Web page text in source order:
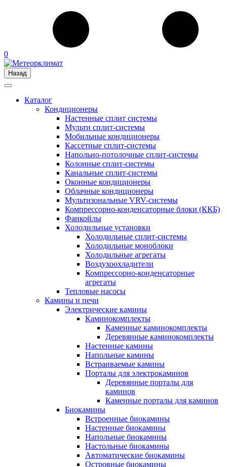
0
Назад
Каталог
Кондиционеры
Настенные сплит системы
Мульти сплит-системы
Мобильные кондиционеры
Кассетные сплит-системы
Напольно-потолочные сплит-системы
Колонные сплит-системы
Канальные сплит-системы
Оконные кондиционеры
Облачные кондиционеры
Мультизональные VRV-системы
Компрессорно-конденсаторные блоки (ККБ)
Фанкойлы
Холодильные установки
Холодильные сплит-системы
Холодильные моноблоки
Холодильные агрегаты
Воздухоохладители
Компрессорно-конденсаторные
агрегаты
Тепловые насосы
Камины и печи
Электрические камины
Каминокомплекты
Каменные каминокомплекты
Деревянные каминокомплекты
Настенные камины
Напольные камины
Встраиваемые камины
Порталы для электрокаминов
Деревянные порталы для
каминов
Каменные порталы для каминов
Биокамины
Встроенные биокамины
Настенные биокамины
Напольные биокамины
Настольные биокамины
Автоматические биокамины
Островные биокамины